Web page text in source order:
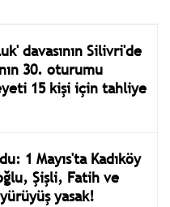
davasının Silivri'de
30. oturumu
15 kişi için tahliye
1 Mayıs'ta Kadıköy
Şişli, Fatih ve
yasak!